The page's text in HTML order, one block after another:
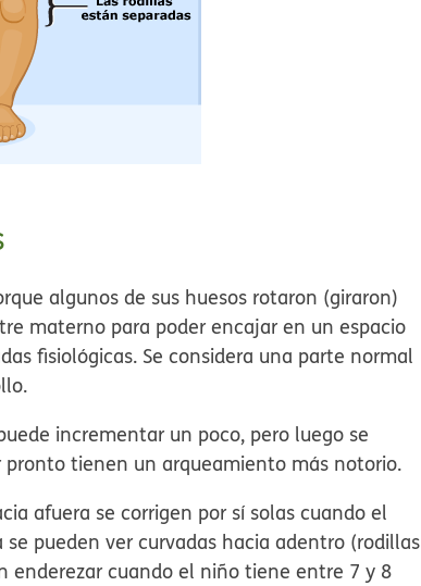
algunos de sus huesos rotaron (giraron)
materno para poder encajar en un espacio
fisiológicas. Se considera una parte normal
incrementar un poco, pero luego se
pronto tienen un arqueamiento más notorio.
afuera se corrigen por sí solas cuando el
pueden ver curvadas hacia adentro (rodillas
enderezar cuando el niño tiene entre 7 y 8